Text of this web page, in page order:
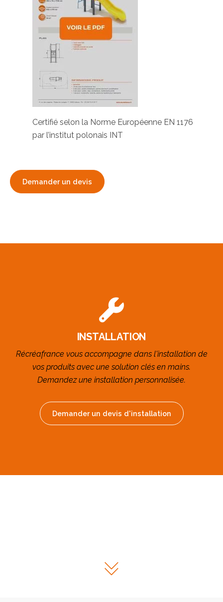
Certifié selon la Norme Européenne EN 1176
par l’institut polonais INT
Demander un devis
INSTALLATION
Récréafrance vous accompagne dans l'installation de
vos produits avec une solution clés en mains.
Demandez une installation personnalisée.
Demander un devis d'installation